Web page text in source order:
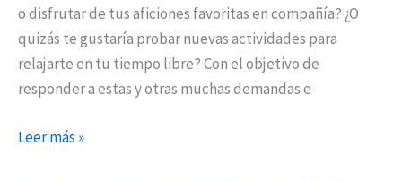
o disfrutar de tus aficiones favoritas en compañía? ¿O
quizás te gustaría probar nuevas actividades para
relajarte en tu tiempo libre? Con el objetivo de
responder a estas y otras muchas demandas e
Leer más »